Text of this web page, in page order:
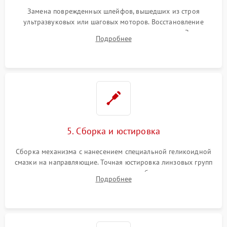
Замена поврежденных шлейфов, вышедших из строя
ультразвуковых или шаговых моторов. Восстановление
геометрии направляющих при заклинивании зума. Замена
неисправного блока диафрагмы, датчиков положения или
Подробнее
5. Сборка и юстировка
Сборка механизма с нанесением специальной геликоидной
смазки на направляющие. Точная юстировка линзовых групп
программным или механическим способом для устранения
бэк
Подробнее